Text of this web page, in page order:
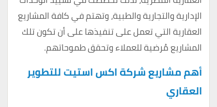
الإدارية والتجارية والطبية، وتهتم في كافة المشاريع
العقارية التي تعمل على تنفيذها على أن تكون تلك
المشاريع مُرضية للعملاء وتحقق طموحاتهم.
أهم مشاريع شركة اكس استيت للتطوير
العقاري